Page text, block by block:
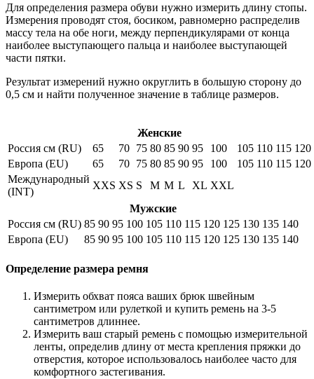
Для определения размера обуви нужно измерить длину стопы.
Измерения проводят стоя, босиком, равномерно распределив
массу тела на обе ноги, между перпендикулярами от конца
наиболее выступающего пальца и наиболее выступающей
части пятки.
Результат измерений нужно округлить в большую сторону до
0,5 см и найти полученное значение в таблице размеров.
Женские
Россия см (RU)
65 70 75 80 85 90 95 100 105 110 115 120
Европа (EU)
65 70 75 80 85 90 95 100 105 110 115 120
Международный
(INT)
XXS XS S M M L XL XXL
Мужские
Россия см (RU) 85 90 95 100 105 110 115 120 125 130 135 140
Европа (EU)
85 90 95 100 105 110 115 120 125 130 135 140
Определение размера ремня
Измерить обхват пояса ваших брюк швейным
сантиметром или рулеткой и купить ремень на 3-5
сантиметров длиннее.
Измерить ваш старый ремень с помощью измерительной
ленты, определив длину от места крепления пряжки до
отверстия, которое использовалось наиболее часто для
комфортного застегивания.